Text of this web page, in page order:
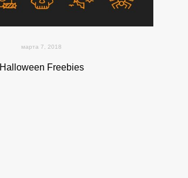
марта 7, 2018
Halloween Freebies